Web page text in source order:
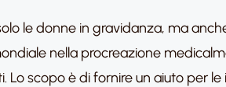
le donne in gravidanza, ma
nella procreazione
Lo scopo è di fornire un aiuto per